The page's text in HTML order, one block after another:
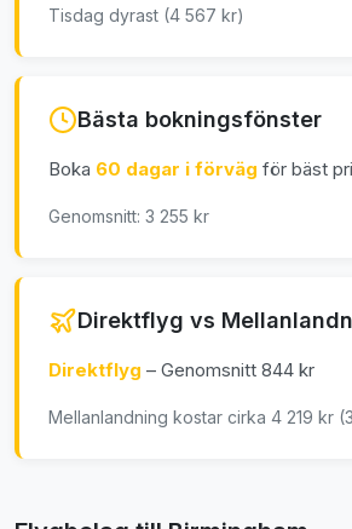
Tisdag dyrast (4 567 kr)
Bästa bokningsfönster
Boka 60 dagar i förväg för bäst
Genomsnitt: 3 255 kr
Direktflyg vs
Direktflyg – Genomsnitt 844 kr
Mellanlandning kostar cirka 4 219 kr